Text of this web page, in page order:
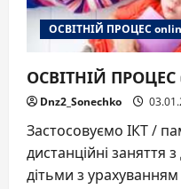
ОСВІТНІЙ ПРОЦЕС
ОСВІТНІЙ ПРОЦЕС
Dnz2_Sonechko
Застосовуємо ІКТ /
дистанційні заняття
дітьми з урахуванням